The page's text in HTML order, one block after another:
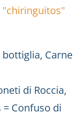
"chiringuitos"
Carne
di Roccia,
= Confuso di